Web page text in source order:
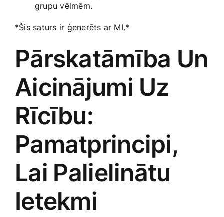
grupu ​vēlmēm.
*Šis saturs ir ģenerēts ar MI.*
Pārskatāmība Un
Aicinājumi ​Uz
Rīcību:
Pamatprincipi,‍
Lai ⁣Palielinātu⁣
Ietekmi